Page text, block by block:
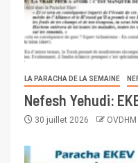
LA PARACHA DE LA SEMAINE
Nefesh Yehudi:
30 juillet 2026 OVDHM